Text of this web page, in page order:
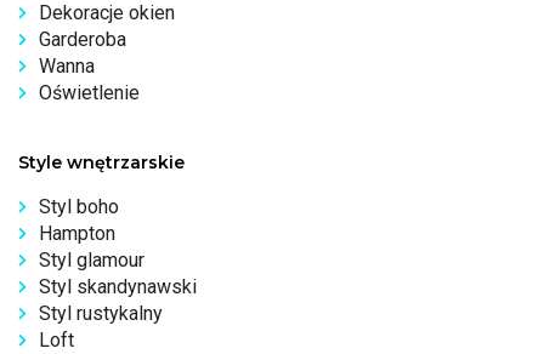
Dekoracje okien
Garderoba
Wanna
Oświetlenie
Style wnętrzarskie
Styl boho
Hampton
Styl glamour
Styl skandynawski
Styl rustykalny
Loft